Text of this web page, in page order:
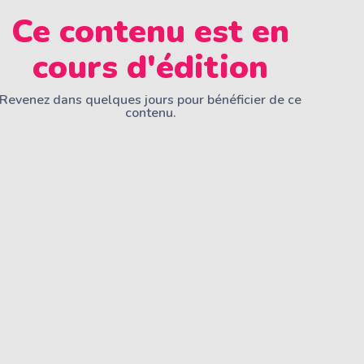
Ce contenu est en
cours d'édition
Revenez dans quelques jours pour bénéficier de ce
contenu.